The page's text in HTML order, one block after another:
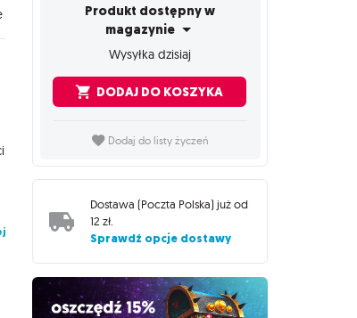
Produkt dostępny w
magazynie
Wysyłka dzisiaj
DODAJ DO KOSZYKA
Dodaj do listy życzeń
Dostawa (Poczta Polska) już od
12 zł.
Sprawdź opcje dostawy